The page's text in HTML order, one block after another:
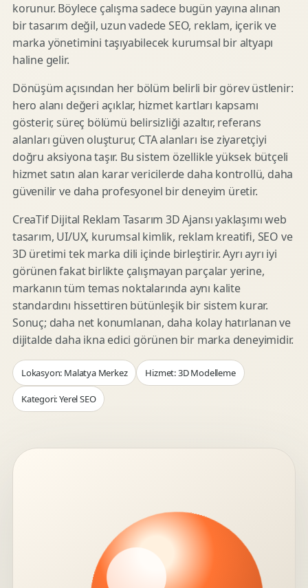
korunur. Böylece çalışma sadece bugün yayına alınan
bir tasarım değil, uzun vadede SEO, reklam, içerik ve
marka yönetimini taşıyabilecek kurumsal bir altyapı
haline gelir.
Dönüşüm açısından her bölüm belirli bir görev üstlenir:
hero alanı değeri açıklar, hizmet kartları kapsamı
gösterir, süreç bölümü belirsizliği azaltır, referans
alanları güven oluşturur, CTA alanları ise ziyaretçiyi
doğru aksiyona taşır. Bu sistem özellikle yüksek bütçeli
hizmet satın alan karar vericilerde daha kontrollü, daha
güvenilir ve daha profesyonel bir deneyim üretir.
CreaTif Dijital Reklam Tasarım 3D Ajansı yaklaşımı web
tasarım, UI/UX, kurumsal kimlik, reklam kreatifi, SEO ve
3D üretimi tek marka dili içinde birleştirir. Ayrı ayrı iyi
görünen fakat birlikte çalışmayan parçalar yerine,
markanın tüm temas noktalarında aynı kalite
standardını hissettiren bütünleşik bir sistem kurar.
Sonuç; daha net konumlanan, daha kolay hatırlanan ve
dijitalde daha ikna edici görünen bir marka deneyimidir.
Lokasyon: Malatya Merkez Hizmet: 3D Modelleme
Kategori: Yerel SEO